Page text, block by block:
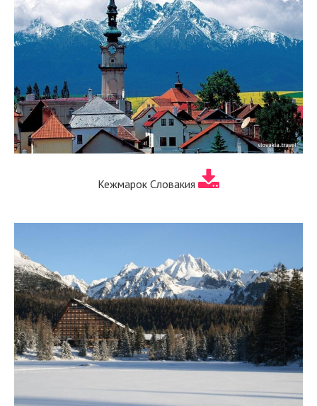
Кежмарок Словакия